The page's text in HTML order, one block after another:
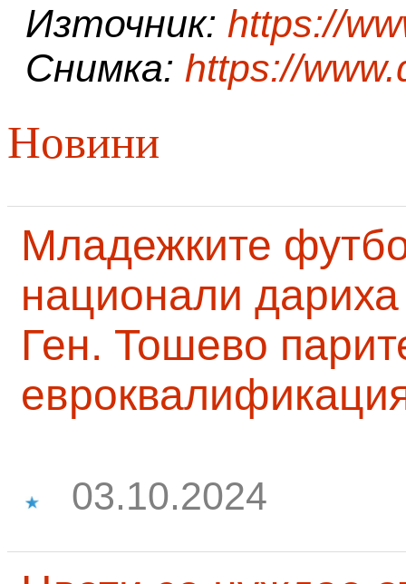
Източник: https://
Снимка: https://
Новини
Младежките
национали
Ген. Тошево
03.10.2024